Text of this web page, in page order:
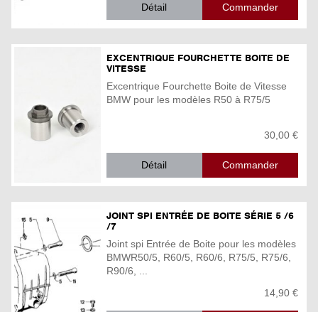
Détail
EXCENTRIQUE FOURCHETTE BOITE DE
VITESSE
Excentrique Fourchette Boite de Vitesse
BMW pour les modèles R50 à R75/5
30,00 €
Détail
JOINT SPI ENTRÉE DE BOITE SÉRIE 5 /6
/7
Joint spi Entrée de Boite pour les modèles
BMWR50/5, R60/5, R60/6, R75/5, R75/6,
R90/6, ...
14,90 €